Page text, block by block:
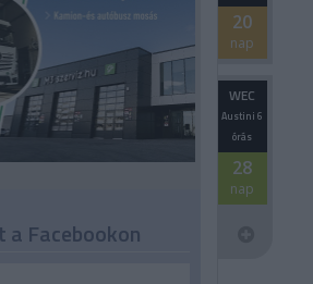
20
nap
WEC
Austini 6
órás
28
nap
a Facebookon